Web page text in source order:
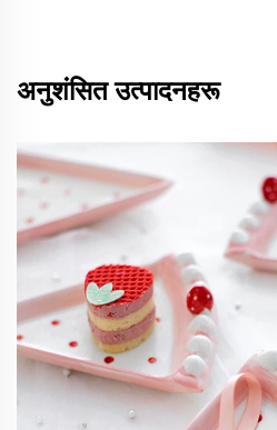
अनुशंसित उत्पादनहरू